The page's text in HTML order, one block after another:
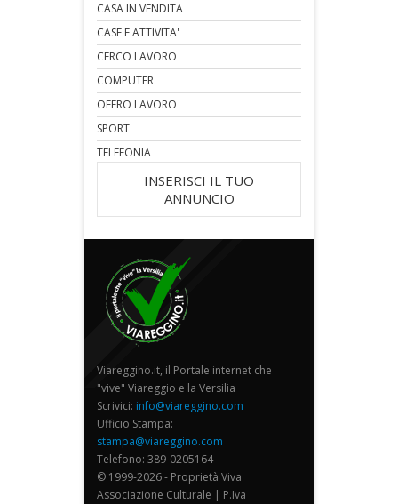
CASA IN VENDITA
CASE E ATTIVITA'
CERCO LAVORO
COMPUTER
OFFRO LAVORO
SPORT
TELEFONIA
INSERISCI IL TUO
ANNUNCIO
Viareggino.it, il Portale internet che
"vive" Viareggio e la Versilia
Scrivici: info@viareggino.com
Ufficio Stampa:
stampa@viareggino.com
Telefono: 389-0205164
© 1999-2026 - Proprietà Viva
Associazione Culturale | P.Iva